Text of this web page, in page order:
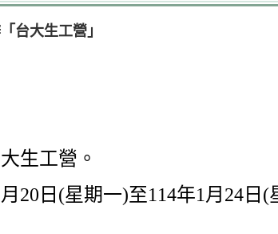
台大生工營」
生工營。
20日(星期一)至114年1月24日(